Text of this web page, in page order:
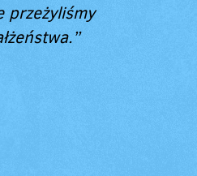
przeżyliśmy